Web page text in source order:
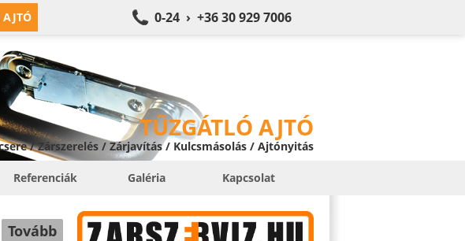
AJTÓ 0-24 › +36 30 929 7006
TŰZGÁTLÓ AJTÓ
/ Zárszerelés / Zárjavítás / Kulcsmásolás / Ajtónyitás
Referenciák Galéria Kapcsolat
Tovább